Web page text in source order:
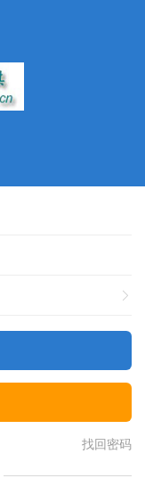
找回密码